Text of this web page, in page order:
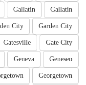
Gallatin
Gallatin
Garden City
City
Gate City
Gatesville
Geneseo
Geneva
Georgetown